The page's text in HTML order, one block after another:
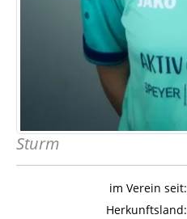
Sturm
im Verein seit:
Herkunftsland: